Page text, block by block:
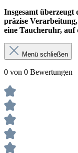
Insgesamt überzeugt
präzise
eine Taucheruhr, auf
Menü schließen
0 von 0 Bewertungen